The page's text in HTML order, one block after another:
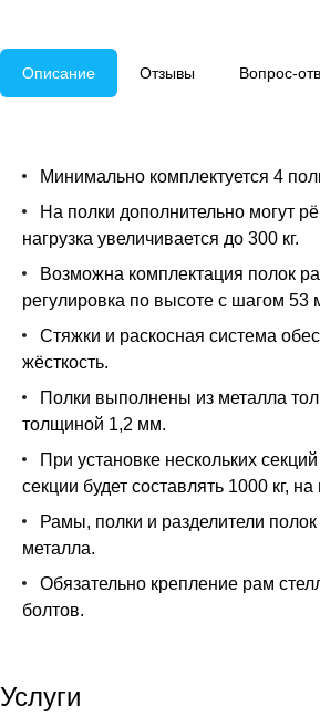
Описание Отзывы Вопрос-
Минимально комплектуется 4
На полки дополнительно могут
нагрузка увеличивается до 300 кг.
Возможна комплектация полок
регулировка по высоте с шагом 53
Стяжки и раскосная система
жёсткость.
Полки выполнены из металла
толщиной 1,2 мм.
При установке нескольких
секции будет составлять 1000 кг,
Рамы, полки и разделители
металла.
Обязательно крепление рам
болтов.
Услуги